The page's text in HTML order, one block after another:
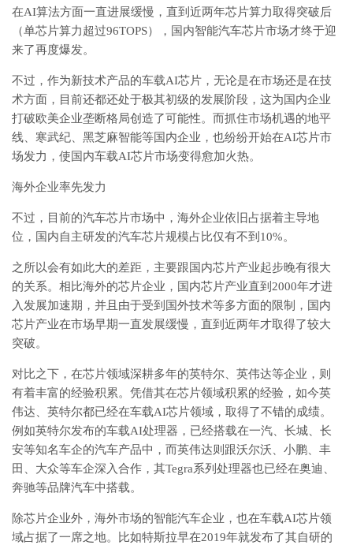
在AI算法方面一直进展缓慢，直到近两年芯片算力取得突破后
（单芯片算力超过96TOPS），国内智能汽车芯片市场才终于迎
来了再度爆发。
不过，作为新技术产品的车载AI芯片，无论是在市场还是在技
术方面，目前还都还处于极其初级的发展阶段，这为国内企业
打破欧美企业垄断格局创造了可能性。而抓住市场机遇的地平
线、寒武纪、黑芝麻智能等国内企业，也纷纷开始在AI芯片市
场发力，使国内车载AI芯片市场变得愈加火热。
海外企业率先发力
不过，目前的汽车芯片市场中，海外企业依旧占据着主导地
位，国内自主研发的汽车芯片规模占比仅有不到10%。
之所以会有如此大的差距，主要跟国内芯片产业起步晚有很大
的关系。相比海外的芯片企业，国内芯片产业直到2000年才进
入发展加速期，并且由于受到国外技术等多方面的限制，国内
芯片产业在市场早期一直发展缓慢，直到近两年才取得了较大
突破。
对比之下，在芯片领域深耕多年的英特尔、英伟达等企业，则
有着丰富的经验积累。凭借其在芯片领域积累的经验，如今英
伟达、英特尔都已经在车载AI芯片领域，取得了不错的成绩。
例如英特尔发布的车载AI处理器，已经搭载在一汽、长城、长
安等知名车企的汽车产品中，而英伟达则跟沃尔沃、小鹏、丰
田、大众等车企深入合作，其Tegra系列处理器也已经在奥迪、
奔驰等品牌汽车中搭载。
除芯片企业外，海外市场的智能汽车企业，也在车载AI芯片领
域占据了一席之地。比如特斯拉早在2019年就发布了其自研的